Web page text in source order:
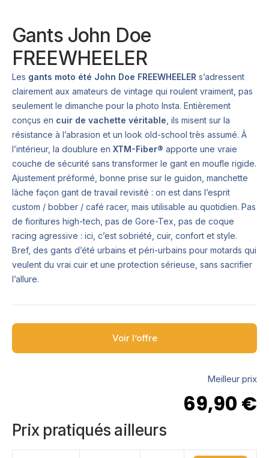
Gants John Doe
FREEWHEELER
Les gants moto été John Doe FREEWHEELER s’adressent
clairement aux amateurs de vintage qui roulent vraiment, pas
seulement le dimanche pour la photo Insta. Entièrement
conçus en cuir de vachette véritable , ils misent sur la
résistance à l’abrasion et un look old-school très assumé. À
l’intérieur, la doublure en XTM-Fiber® apporte une vraie
couche de sécurité sans transformer le gant en moufle rigide.
Ajustement préformé, bonne prise sur le guidon, manchette
lâche façon gant de travail revisité : on est dans l’esprit
custom / bobber / café racer, mais utilisable au quotidien. Pas
de fioritures high-tech, pas de Gore-Tex, pas de coque
racing agressive : ici, c’est sobriété, cuir, confort et style.
Bref, des gants d’été urbains et péri-urbains pour motards qui
veulent du vrai cuir et une protection sérieuse, sans sacrifier
l’allure.
Voir l’offre
Meilleur prix
69,90 €
Prix pratiqués ailleurs